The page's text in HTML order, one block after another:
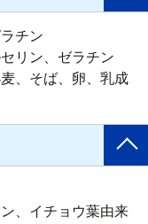
チン
リン、ゼラチン
、そば、卵、乳成
、イチョウ葉由来